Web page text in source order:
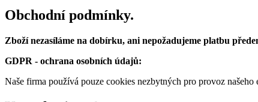
Obchodní podmínky.
Zboží nezasíláme na dobírku, ani nepožadujeme platbu
GDPR - ochrana osobních údajů:
Naše firma používá pouze cookies nezbytných pro provoz